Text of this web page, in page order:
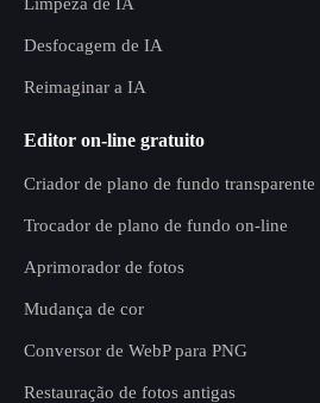
Desfocagem de IA
Reimaginar a IA
Editor on-line gratuito
Criador de plano de fundo transparente
Trocador de plano de fundo on-line
Aprimorador de fotos
Mudança de cor
Conversor de WebP para PNG
Restauração de fotos antigas